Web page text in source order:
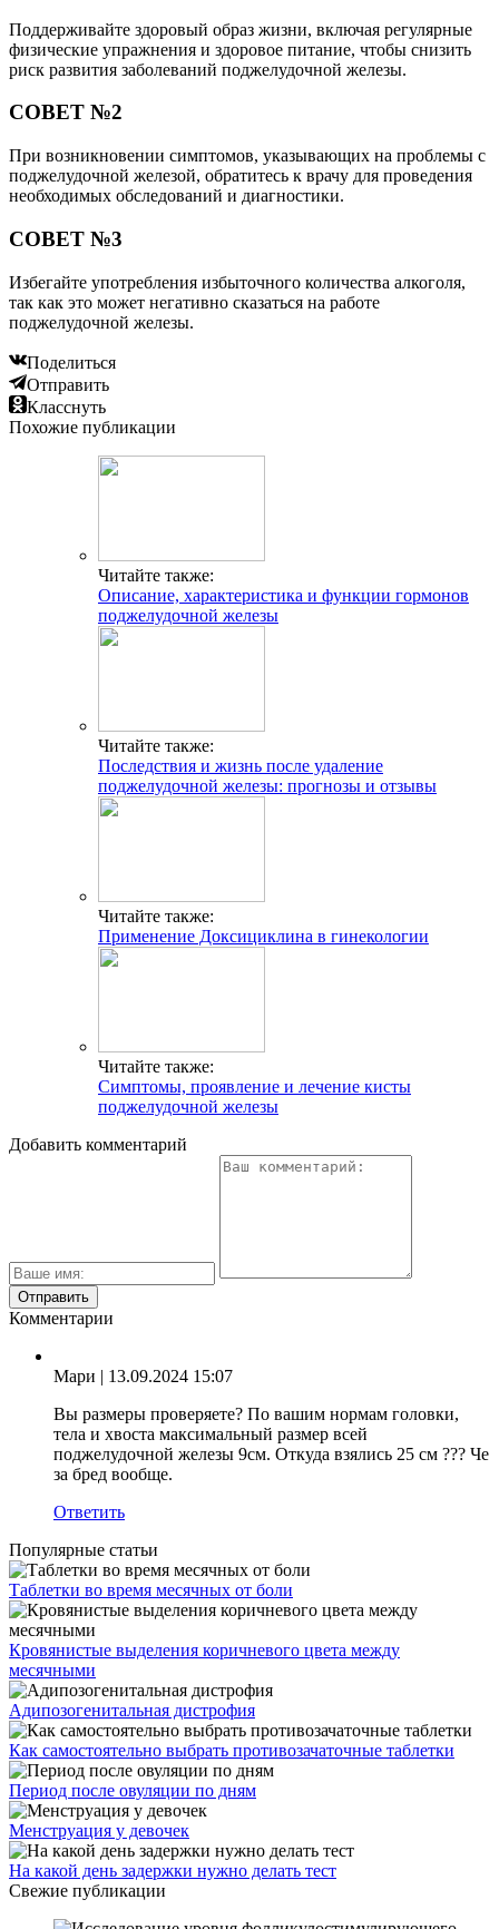
Поддерживайте здоровый образ жизни, включая регулярные
физические упражнения и здоровое питание, чтобы снизить
риск развития заболеваний поджелудочной железы.
СОВЕТ №2
При возникновении симптомов, указывающих на проблемы с
поджелудочной железой, обратитесь к врачу для проведения
необходимых обследований и диагностики.
СОВЕТ №3
Избегайте употребления избыточного количества алкоголя,
так как это может негативно сказаться на работе
поджелудочной железы.
Поделиться
Отправить
Класснуть
Похожие публикации
Читайте также:
Описание, характеристика и функции гормонов
поджелудочной железы
Читайте также:
Последствия и жизнь после удаление
поджелудочной железы: прогнозы и отзывы
Читайте также:
Применение Доксициклина в гинекологии
Читайте также:
Симптомы, проявление и лечение кисты
поджелудочной железы
Добавить комментарий
Комментарии
Мари | 13.09.2024 15:07
Вы размеры проверяете? По вашим нормам головки,
тела и хвоста максимальный размер всей
поджелудочной железы 9см. Откуда взялись 25 см ??? Че
за бред вообще.
Ответить
Популярные статьи
Таблетки во время месячных от боли
Кровянистые выделения коричневого цвета между
месячными
Адипозогенитальная дистрофия
Как самостоятельно выбрать противозачаточные таблетки
Период после овуляции по дням
Менструация у девочек
На какой день задержки нужно делать тест
Свежие публикации